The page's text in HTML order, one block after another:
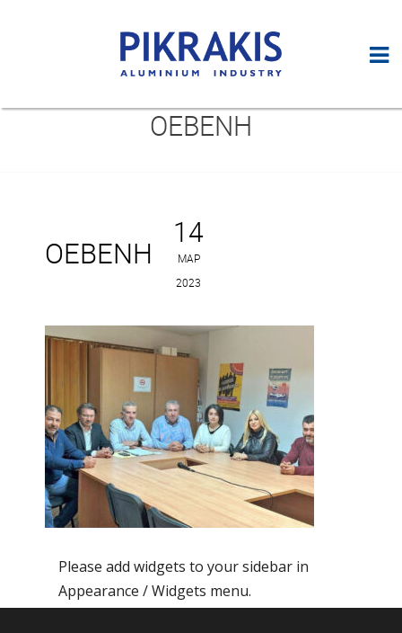
OEBENH
14
ΜΑΡ
2023
OEBENH
Please add widgets to your sidebar in
Appearance / Widgets menu.